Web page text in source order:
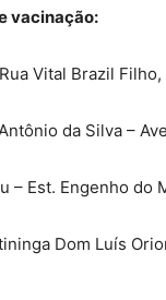
vacinação:
Vital Brazil Filho,
da Silva –
– Est. Engenho do
Dom Luís